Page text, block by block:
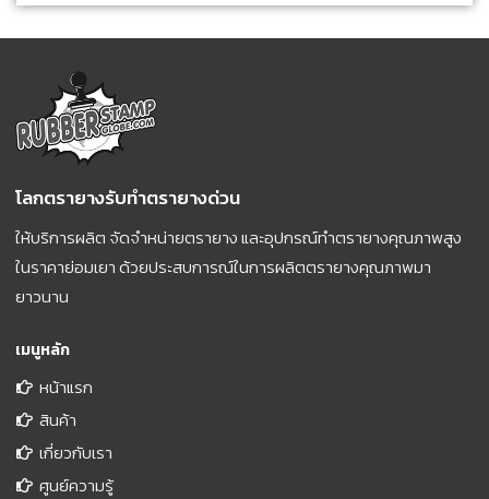
โลกตรายางรับทำตรายางด่วน
ให้บริการผลิต จัดจำหน่ายตรายาง และอุปกรณ์ทำตรายางคุณภาพสูง
ในราคาย่อมเยา ด้วยประสบการณ์ในการผลิตตรายางคุณภาพมา
ยาวนาน
เมนูหลัก
หน้าแรก
สินค้า
เกี่ยวกับเรา
ศูนย์ความรู้